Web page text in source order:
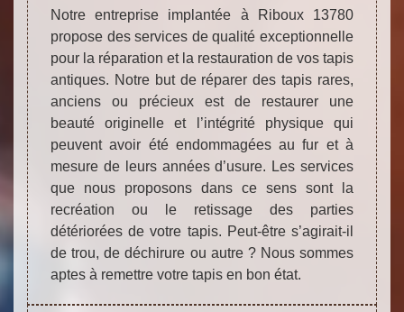
Notre entreprise implantée à Riboux 13780
propose des services de qualité exceptionnelle
pour la réparation et la restauration de vos tapis
antiques. Notre but de réparer des tapis rares,
anciens ou précieux est de restaurer une
beauté originelle et l’intégrité physique qui
peuvent avoir été endommagées au fur et à
mesure de leurs années d’usure. Les services
que nous proposons dans ce sens sont la
recréation ou le retissage des parties
détériorées de votre tapis. Peut-être s’agirait-il
de trou, de déchirure ou autre ? Nous sommes
aptes à remettre votre tapis en bon état.